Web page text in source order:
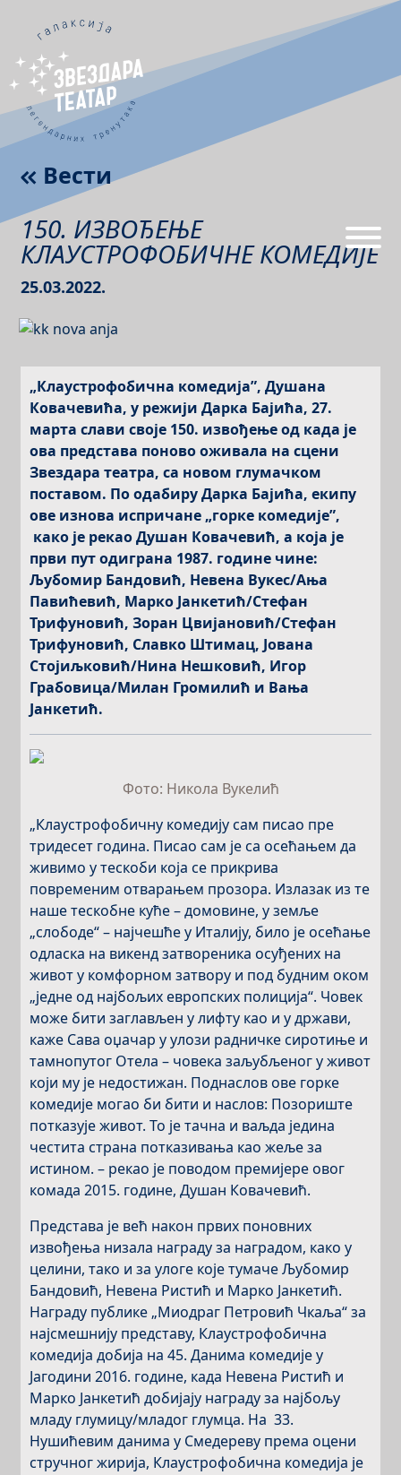
Вести
150. ИЗВОЂЕЊЕ
КЛАУСТРОФОБИЧНЕ КОМЕДИЈЕ
25.03.2022.
„Клаустрофобична комедија”, Душана
Ковачeвића, у режији Дарка Бајића, 27.
марта слави своје 150. извођење од када је
ова представа поново оживала на сцени
Звездара театра, са новом глумачком
поставом. По одабиру Дарка Бајића, екипу
ове изнова испричане „горке комедије”,
како је рекао Душан Ковачевић, а која је
први пут одиграна 1987. године чине:
Љубомир Бандовић, Невена Вукес/Ања
Павићевић, Марко Јанкетић/Стефан
Трифуновић, Зоран Цвијановић/Стефан
Трифуновић, Славко Штимац, Јована
Стојиљковић/Нина Нешковић, Игор
Грабовица/Милан Громилић и Вања
Јанкетић.
Фото: Никола Вукелић
„Клаустрофобичну комедију сам писао пре
тридесет година. Писао сам је са осећањем да
живимо у тескоби која се прикрива
повременим отварањем прозора. Излазак из те
наше тескобне куће – домовине, у земље
„слободе“ – најчешће у Италију, било је осећање
одласка на викенд затвореника осуђених на
живот у комфорном затвору и под будним оком
„једне од најбољих европских полиција“. Човек
може бити заглављен у лифту као и у држави,
каже Сава оџачар у улози радничке сиротиње и
тамнопутог Отела – човека заљубљеног у живот
који му је недостижан. Поднаслов ове горке
комедије могао би бити и наслов: Позориште
потказује живот. То је тачна и ваљда једина
честита страна потказивања као жеље за
истином. – рекао је поводом премијере овог
комада 2015. године, Душан Ковачевић.
Представа је већ након првих поновних
извођења низала награду за наградом, како у
целини, тако и за улоге које тумаче Љубомир
Бандовић, Невена Ристић и Марко Јанкетић.
Награду публике „Миодраг Петровић Чкаља“ за
најсмешнију представу, Клаустрофобична
комедија добија на 45. Данима комедије у
Јагодини 2016. године, када Невена Ристић и
Марко Јанкетић добијају награду за најбољу
младу глумицу/младог глумца. На 33.
Нушићевим данима у Смедереву према оцени
стручног жирија, Клаустрофобична комедија је